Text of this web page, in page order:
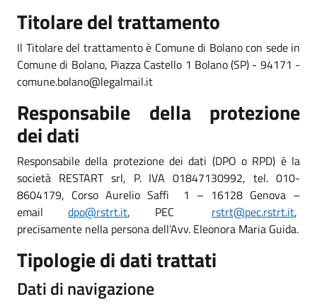
Titolare del trattamento
Il Titolare del trattamento è Comune di Bolano con sede in
Comune di Bolano, Piazza Castello 1 Bolano (SP) - 94171 -
comune.bolano@legalmail.it
Responsabile della protezione
dei dati
Responsabile della protezione dei dati (DPO o RPD) è la
società RESTART srl, P. IVA 01847130992, tel. 010-
8604179, Corso Aurelio Saffi 1 – 16128 Genova –
emaildpo@rstrt.it, PEC rstrt@pec.rstrt.it,
precisamente nella persona dell’Avv. Eleonora Maria Guida.
Tipologie di dati trattati
Dati di navigazione